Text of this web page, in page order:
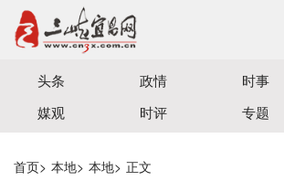
宜昌三峡融媒体中心主办
头条 政情 时事
媒观
时评 专题
首页> 本地> 本地> 正文